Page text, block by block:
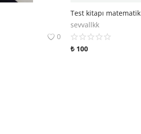
0
Test kitapı matematik
sevvallkk
₺ 100